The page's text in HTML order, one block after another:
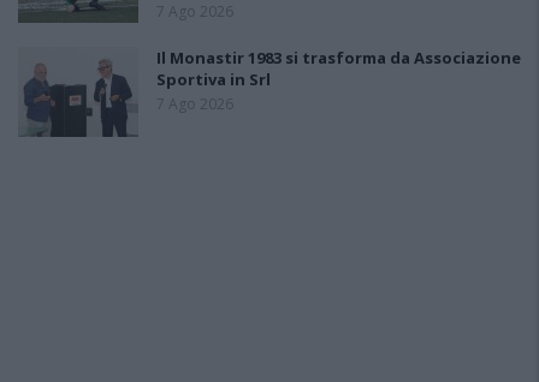
7 Ago 2026
Il Monastir 1983 si trasforma da Associazione
Sportiva in Srl
7 Ago 2026